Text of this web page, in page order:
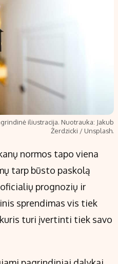
iliustracija. Nuotrauka: Jakub
Żerdzicki / Unsplash.
normos tapo viena
tarp būsto paskolą
prognozių ir
sprendimas vis tiek
turi įvertinti tiek savo